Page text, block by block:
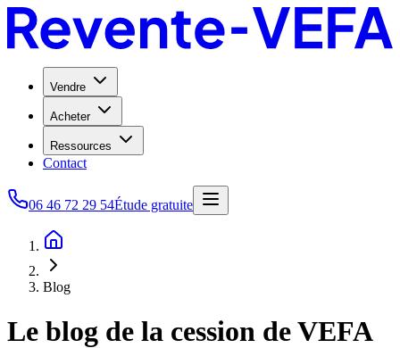
Vendre
Acheter
Ressources
Contact
06 46 72 29 54Étude gratuite
Blog
Le blog de la cession de VEFA